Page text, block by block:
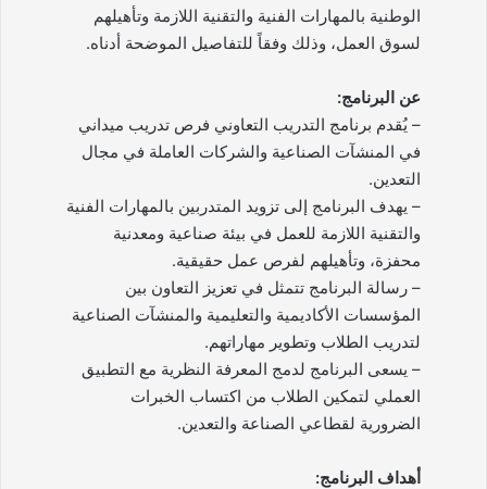
الوطنية بالمهارات الفنية والتقنية اللازمة وتأهيلهم
لسوق العمل، وذلك وفقاً للتفاصيل الموضحة أدناه.
عن البرنامج:
– يُقدم برنامج التدريب التعاوني فرص تدريب ميداني
في المنشآت الصناعية والشركات العاملة في مجال
التعدين.
– يهدف البرنامج إلى تزويد المتدربين بالمهارات الفنية
والتقنية اللازمة للعمل في بيئة صناعية ومعدنية
محفزة، وتأهيلهم لفرص عمل حقيقية.
– رسالة البرنامج تتمثل في تعزيز التعاون بين
المؤسسات الأكاديمية والتعليمية والمنشآت الصناعية
لتدريب الطلاب وتطوير مهاراتهم.
– يسعى البرنامج لدمج المعرفة النظرية مع التطبيق
العملي لتمكين الطلاب من اكتساب الخبرات
الضرورية لقطاعي الصناعة والتعدين.
أهداف البرنامج: